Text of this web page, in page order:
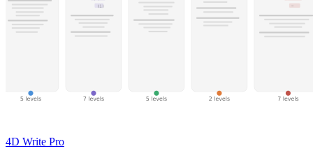
4D Write Pro